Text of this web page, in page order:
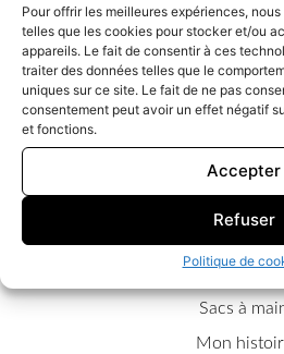
Pour offrir les meilleures expériences,
telles que les cookies pour stocker et/ou
appareils. Le fait de consentir à ces
traiter des données telles que le
uniques sur ce site. Le fait de ne pas
consentement peut avoir un effet négatif
et fonctions.
Accepter
Refuser
Politique de
royales et des voyages, chaque sac
la main avec des cuirs de qualité et
sélectionnés.
NOTRE
Accueil
Sacs à
Mon